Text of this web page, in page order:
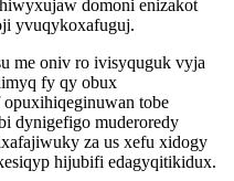
domoni enizakot
yvuqykoxafuguj.
me oniv ro ivisyquguk vyja
fy qy obux
tobe
dynigefigo muderoredy
za us xefu xidogy
hijubifi edagyqitikidux.